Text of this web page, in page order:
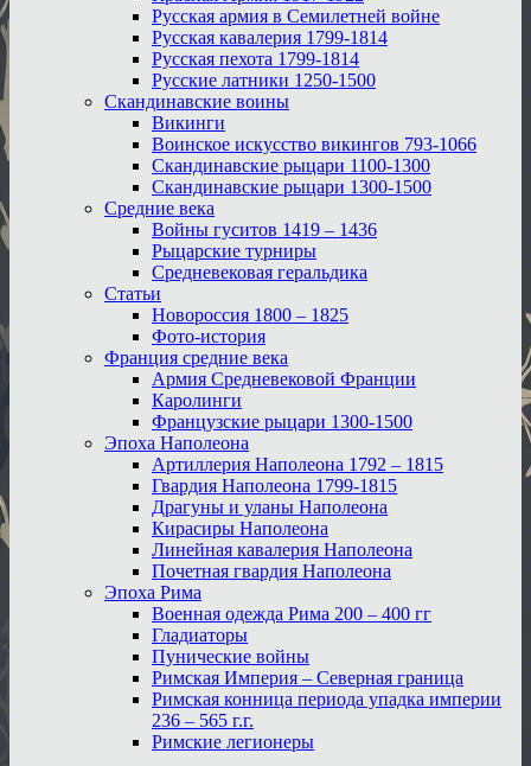
Русская армия в Семилетней войне
Русская кавалерия 1799-1814
Русская пехота 1799-1814
Русские латники 1250-1500
Скандинавские воины
Викинги
Воинское искусство викингов 793-1066
Скандинавские рыцари 1100-1300
Скандинавские рыцари 1300-1500
Средние века
Войны гуситов 1419 – 1436
Рыцарские турниры
Средневековая геральдика
Статьи
Новороссия 1800 – 1825
Фото-история
Франция средние века
Армия Средневековой Франции
Каролинги
Французские рыцари 1300-1500
Эпоха Наполеона
Артиллерия Наполеона 1792 – 1815
Гвардия Наполеона 1799-1815
Драгуны и уланы Наполеона
Кирасиры Наполеона
Линейная кавалерия Наполеона
Почетная гвардия Наполеона
Эпоха Рима
Военная одежда Рима 200 – 400 гг
Гладиаторы
Пунические войны
Римская Империя – Северная граница
Римская конница периода упадка империи
236 – 565 г.г.
Римские легионеры